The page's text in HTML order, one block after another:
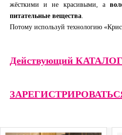
жёсткими и не красивыми, а
питательные вещества
Потому используй технологию
Действующий